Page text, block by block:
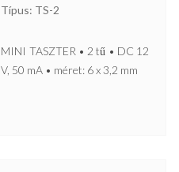
Típus: TS-2
MINI TASZTER • 2 tű • DC 12
V, 50 mA • méret: 6 x 3,2 mm